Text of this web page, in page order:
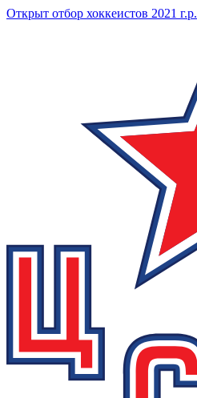
Открыт отбор хоккеистов 2021 г.р.